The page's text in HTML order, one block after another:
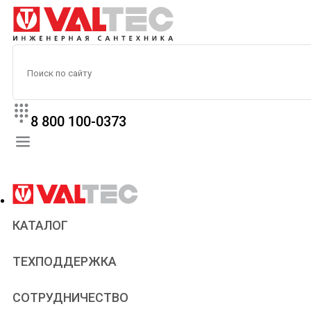
8 800 100-0373
КАТАЛОГ
ТЕХПОДДЕРЖКА
Паспорта и сертификаты
Статьи
СОТРУДНИЧЕСТВО
Сантехникам